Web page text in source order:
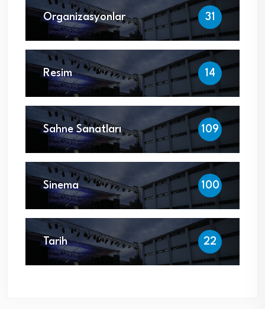
Organizasyonlar 31
Resim 14
Sahne Sanatları 109
Sinema 100
Tarih 22